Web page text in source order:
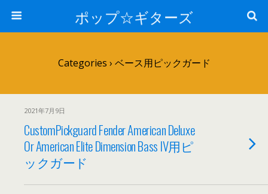
ポップ☆ギターズ
Categories › ベース用ピックガード
2021年7月9日
CustomPickguard Fender American Deluxe
Or American Elite Dimension Bass IV用ピ
ックガード